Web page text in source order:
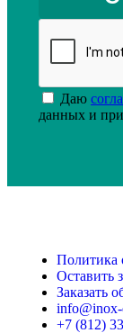
Даю
данных и
Политика
Оставить
Заказать
+7 (812)